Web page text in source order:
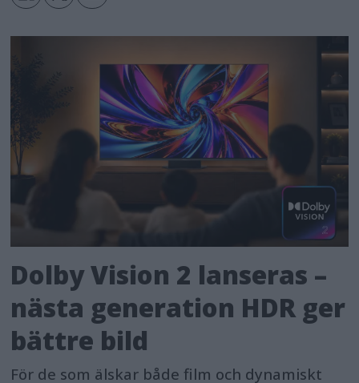
Dolby Vision 2 lanseras –
nästa generation HDR ger
bättre bild
För de som älskar både film och dynamiskt